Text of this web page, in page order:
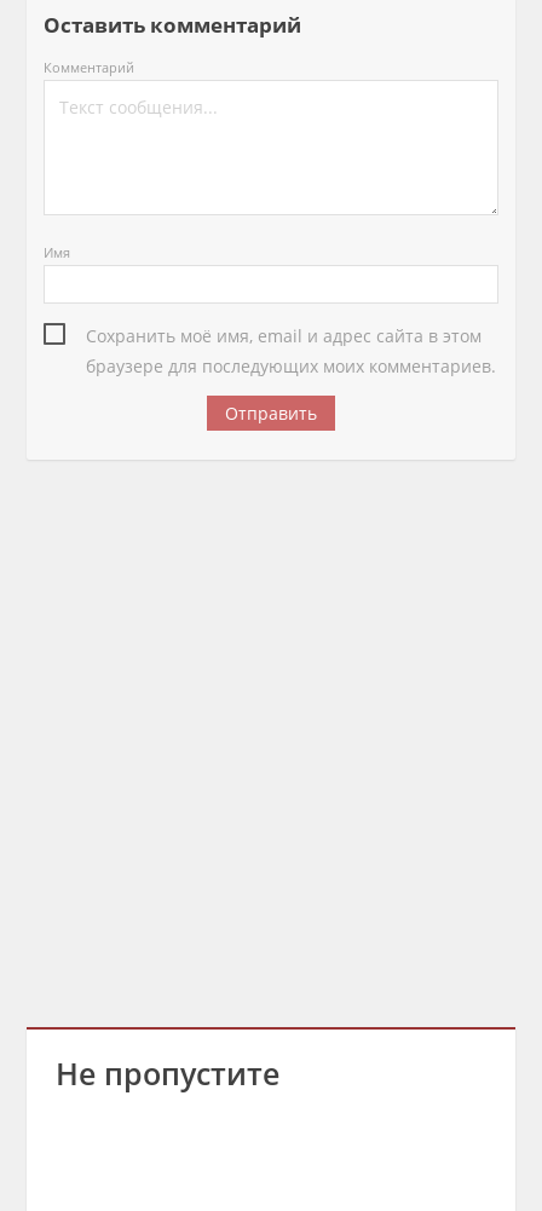
Оставить комментарий
Комментарий
Имя
Сохранить моё имя, email и адрес сайта в этом
браузере для последующих моих комментариев.
Не пропустите